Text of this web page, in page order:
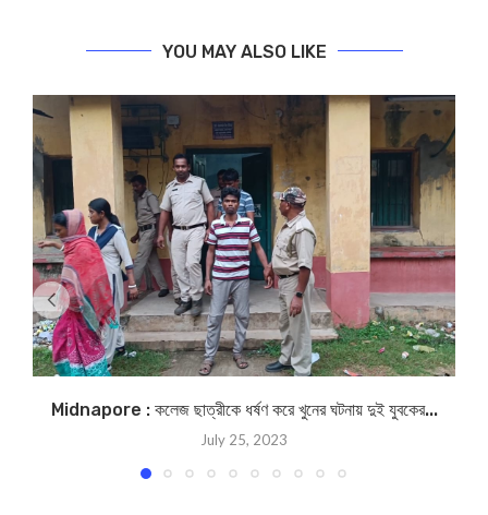
YOU MAY ALSO LIKE
Midnapore : কলেজ ছাত্রীকে ধর্ষণ করে খুনের ঘটনায় দুই যুবকের...
July 25, 2023